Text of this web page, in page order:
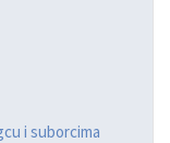
i suborcima